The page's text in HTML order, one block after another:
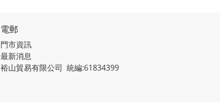
電郵
門市資訊
最新消息
裕山貿易有限公司 統編:61834399